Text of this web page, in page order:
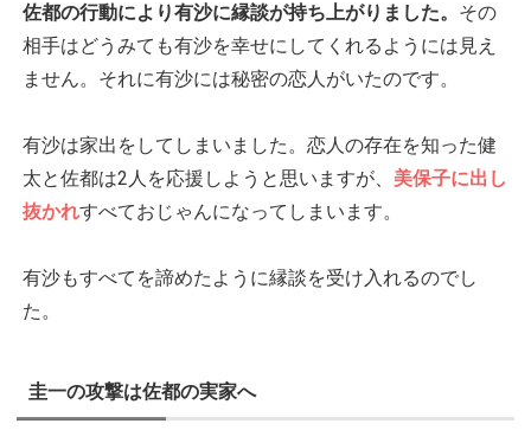
佐都の行動により有沙に縁談が持ち上がりました。 その
相手はどうみても有沙を幸せにしてくれるようには見え
ません。それに有沙には秘密の恋人がいたのです。
有沙は家出をしてしまいました。恋人の存在を知った健
太と佐都は2人を応援しようと思いますが、 美保子に出し
抜かれすべておじゃんになってしまいます。
有沙もすべてを諦めたように縁談を受け入れるのでし
た。
圭一の攻撃は佐都の実家へ